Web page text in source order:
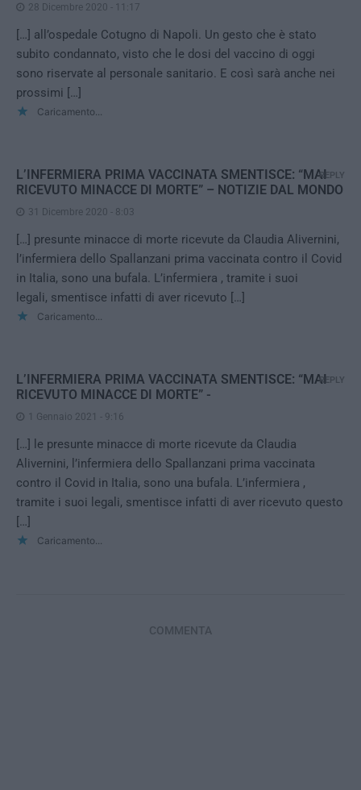
28 Dicembre 2020 - 11:17
[…] all’ospedale Cotugno di Napoli. Un gesto che è stato
subito condannato, visto che le dosi del vaccino di oggi
sono riservate al personale sanitario. E così sarà anche nei
prossimi […]
Caricamento...
L’INFERMIERA PRIMA VACCINATA SMENTISCE: “MAI
RICEVUTO MINACCE DI MORTE” – NOTIZIE DAL MONDO
31 Dicembre 2020 - 8:03
[…] presunte minacce di morte ricevute da Claudia Alivernini,
l’infermiera dello Spallanzani prima vaccinata contro il Covid
in Italia, sono una bufala. L’infermiera , tramite i suoi
legali, smentisce infatti di aver ricevuto […]
Caricamento...
REPLY
L’INFERMIERA PRIMA VACCINATA SMENTISCE: “MAI
RICEVUTO MINACCE DI MORTE” -
1 Gennaio 2021 - 9:16
[…] le presunte minacce di morte ricevute da Claudia
Alivernini, l’infermiera dello Spallanzani prima vaccinata
contro il Covid in Italia, sono una bufala. L’infermiera ,
tramite i suoi legali, smentisce infatti di aver ricevuto questo
[…]
Caricamento...
REPLY
COMMENTA